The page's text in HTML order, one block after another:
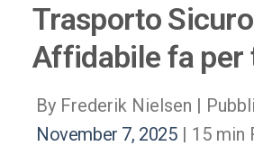
Trasporto Sicuro
Affidabile fa per
By Frederik Nielsen |
November 7, 2025| 15 min